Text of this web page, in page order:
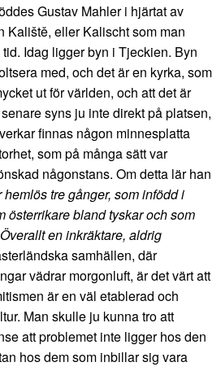
Gustav Mahler i hjärtat av
Kaliště, eller Kalischt som man
Idag ligger byn i Tjeckien. Byn
med, och det är en kyrka, som
ut för världen, och att det är
syns ju inte direkt på platsen,
finnas någon minnesplatta
som på många sätt var
någonstans. Om detta lär han
hemlös tre gånger, som infödd i
österrikare bland tyskar och som
en inkräktare, aldrig
samhällen, där
vädrar morgonluft, är det värt att
är en väl etablerad och
Man skulle ju kunna tro att
att problemet inte ligger hos den
hos dem som inbillar sig vara